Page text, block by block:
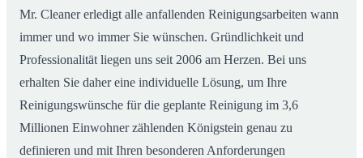
Mr. Cleaner erledigt alle anfallenden Reinigungsarbeiten wann
immer und wo immer Sie wünschen. Gründlichkeit und
Professionalität liegen uns seit 2006 am Herzen. Bei uns
erhalten Sie daher eine individuelle Lösung, um Ihre
Reinigungswünsche für die geplante Reinigung im 3,6
Millionen Einwohner zählenden Königstein genau zu
definieren und mit Ihren besonderen Anforderungen